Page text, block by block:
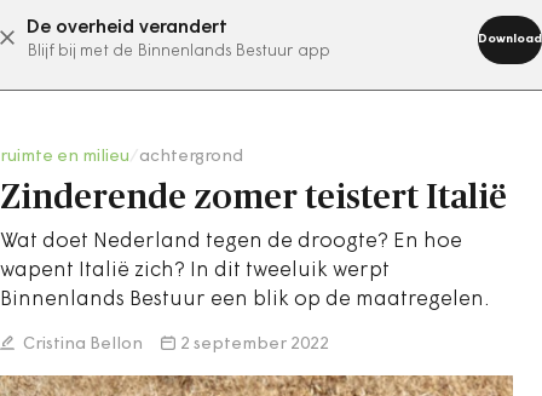
De overheid verandert
Blijf bij met de Binnenlands Bestuur app
Download
abonneer nu
ruimte en milieu achtergrond
Zinderende zomer teistert Italië
Wat doet Nederland tegen de droogte? En hoe
wapent Italië zich? In dit tweeluik werpt
Binnenlands Bestuur een blik op de maatregelen.
Cristina Bellon 2 september 2022